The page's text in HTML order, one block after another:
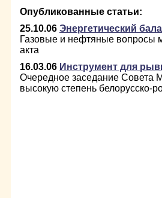
Опубликованные статьи:
25.10.06 Энергетический
Газовые и нефтяные вопросы
акта
16.03.06 Инструмент для
Очередное заседание Совета
высокую степень белорусско-